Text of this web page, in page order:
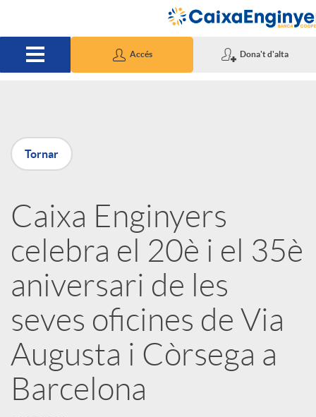
Accés Dona't d'alta
P
u
b
l
i
c
a
Tornar
Caixa Enginyers
celebra el 20è i el 35è
aniversari de les
seves oficines de Via
Augusta i Còrsega a
Barcelona